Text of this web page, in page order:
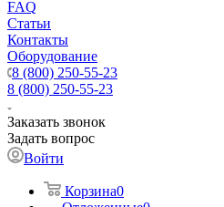
FAQ
Статьи
Контакты
Оборудование
8 (800) 250-55-23
8 (800) 250-55-23
Заказать звонок
Задать вопрос
Войти
Корзина0